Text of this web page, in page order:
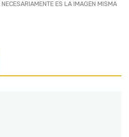
ES LA IMAGEN MISMA